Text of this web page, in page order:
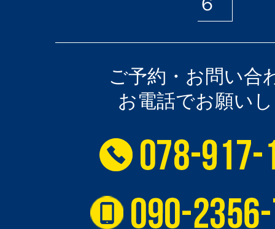
ご予約・お問い合
お電話でお願い